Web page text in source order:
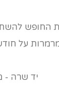
החופש
על